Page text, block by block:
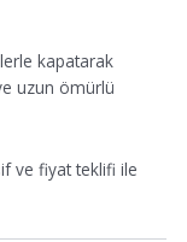
kapatarak
uzun ömürlü
ve fiyat teklifi ile